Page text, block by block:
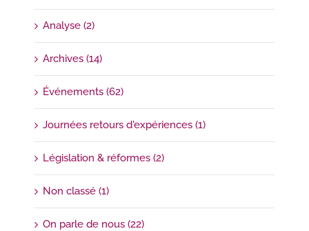
Analyse (2)
Archives (14)
Événements (62)
Journées retours d'expériences (1)
Législation & réformes (2)
Non classé (1)
On parle de nous (22)